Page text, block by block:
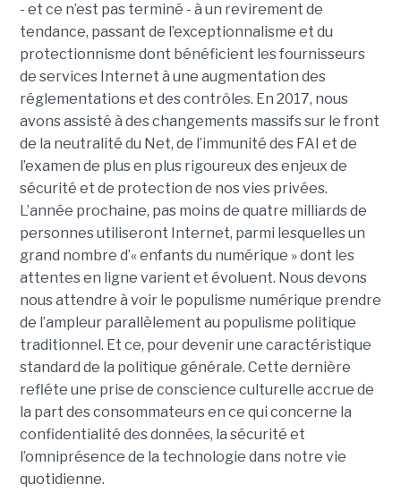
- et ce n’est pas terminé - à un revirement de
tendance, passant de l’exceptionnalisme et du
protectionnisme dont bénéficient les fournisseurs
de services Internet à une augmentation des
réglementations et des contrôles. En 2017, nous
avons assisté à des changements massifs sur le front
de la neutralité du Net, de l’immunité des FAI et de
l’examen de plus en plus rigoureux des enjeux de
sécurité et de protection de nos vies privées.
L’année prochaine, pas moins de quatre milliards de
personnes utiliseront Internet, parmi lesquelles un
grand nombre d’« enfants du numérique » dont les
attentes en ligne varient et évoluent. Nous devons
nous attendre à voir le populisme numérique prendre
de l’ampleur parallèlement au populisme politique
traditionnel. Et ce, pour devenir une caractéristique
standard de la politique générale. Cette dernière
refléte une prise de conscience culturelle accrue de
la part des consommateurs en ce qui concerne la
confidentialité des données, la sécurité et
l’omniprésence de la technologie dans notre vie
quotidienne.